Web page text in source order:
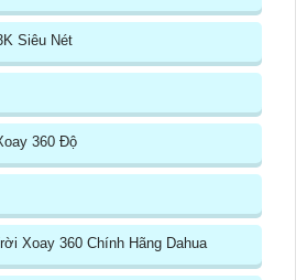
Siêu Nét
360 Độ
Xoay 360 Chính Hãng Dahua